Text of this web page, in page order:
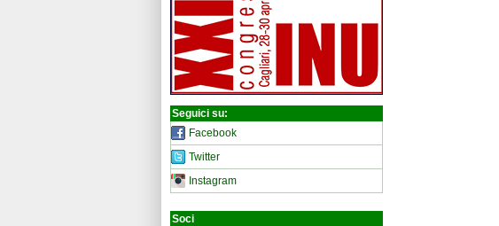
Seguici su:
Facebook
Twitter
Instagram
Soci